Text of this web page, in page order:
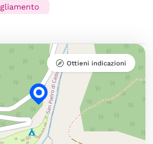
Ottieni indicazioni